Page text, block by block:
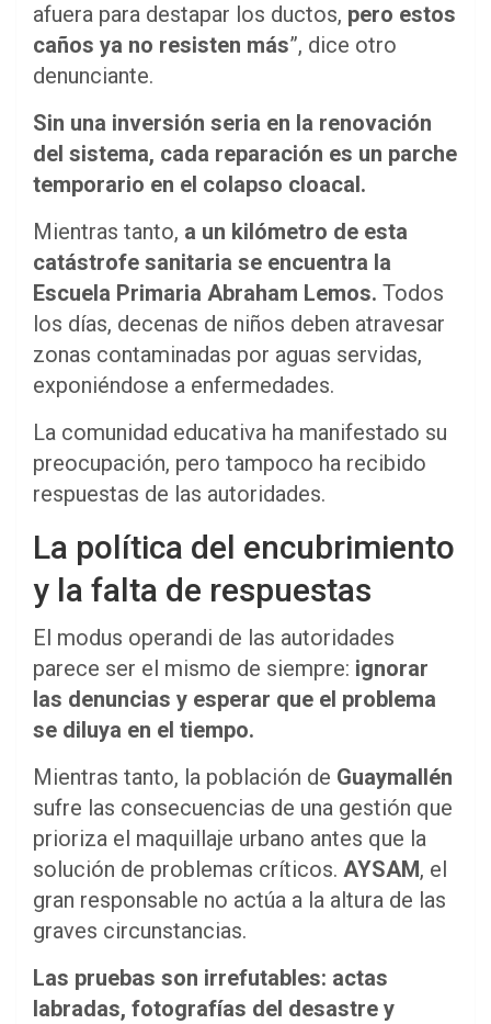
afuera para destapar los ductos, pero estos
caños ya no resisten más”, dice otro
denunciante.
Sin una inversión seria en la renovación
del sistema, cada reparación es un parche
temporario en el colapso cloacal.
Mientras tanto, a un kilómetro de esta
catástrofe sanitaria se encuentra la
Escuela Primaria Abraham Lemos. Todos
los días, decenas de niños deben atravesar
zonas contaminadas por aguas servidas,
exponiéndose a enfermedades.
La comunidad educativa ha manifestado su
preocupación, pero tampoco ha recibido
respuestas de las autoridades.
La política del encubrimiento
y la falta de respuestas
El modus operandi de las autoridades
parece ser el mismo de siempre: ignorar
las denuncias y esperar que el problema
se diluya en el tiempo.
Mientras tanto, la población de Guaymallén
sufre las consecuencias de una gestión que
prioriza el maquillaje urbano antes que la
solución de problemas críticos. AYSAM, el
gran responsable no actúa a la altura de las
graves circunstancias.
Las pruebas son irrefutables: actas
labradas, fotografías del desastre y